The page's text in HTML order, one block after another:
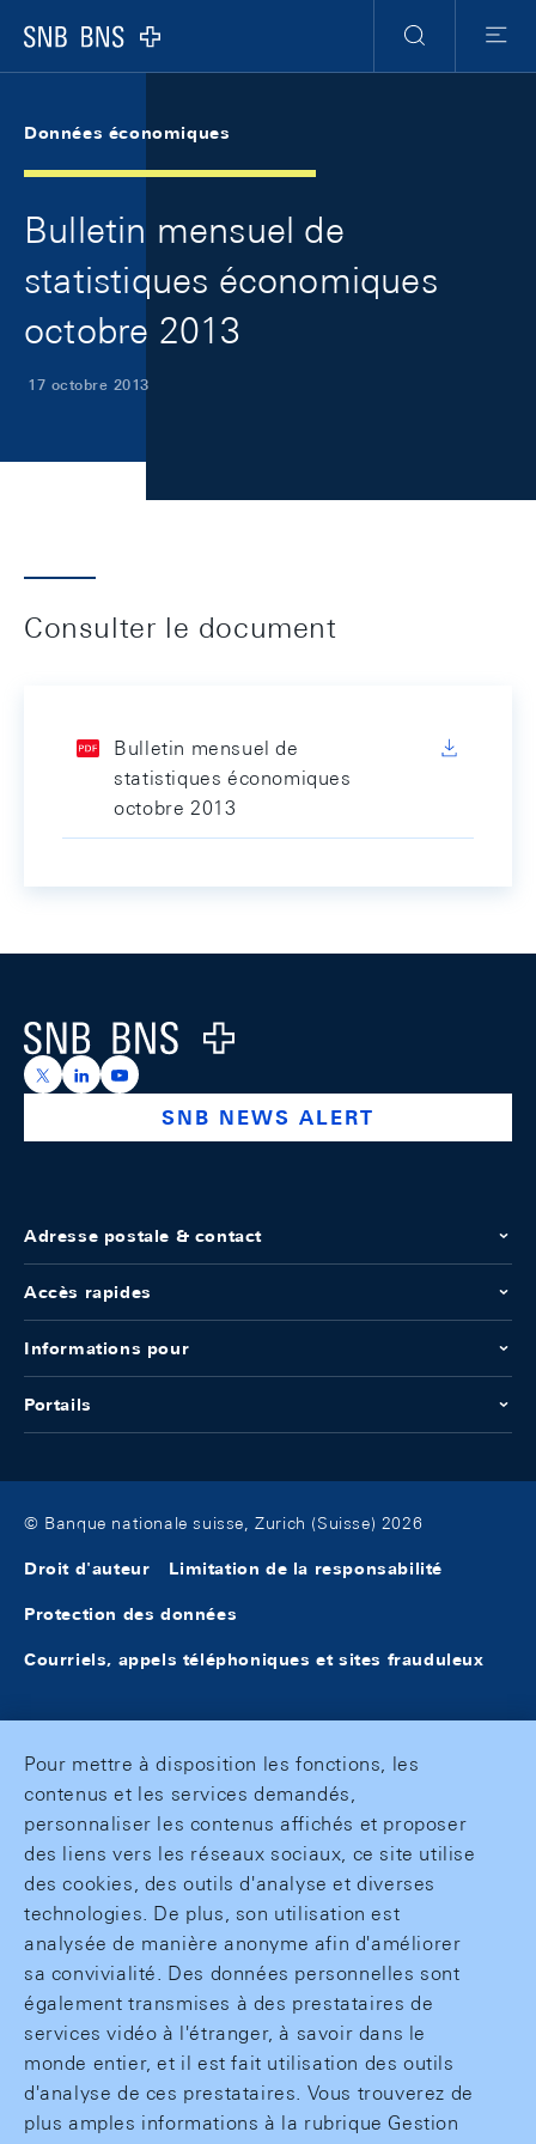
Logo
RechercheMenu
Données économiques
Bulletin mensuel de
statistiques économiques
octobre 2013
17 octobre 2013
Consulter le document
Bulletin mensuel de
statistiques économiques
octobre 2013
Logo
https://x.com/snb_bns
https://ch.linkedin.com/company/swiss-national-
https://www.youtube.com/@swissnationalbank
SNB NEWS ALERT
Adresse postale & contact
Accès rapides
Informations pour
Portails
© Banque nationale suisse, Zurich (Suisse) 2026
Droit d'auteur Limitation de la responsabilité
Protection des données
Courriels, appels téléphoniques et sites frauduleux
Pour mettre à disposition les fonctions, les
contenus et les services demandés,
personnaliser les contenus affichés et proposer
des liens vers les réseaux sociaux, ce site utilise
des cookies, des outils d'analyse et diverses
technologies. De plus, son utilisation est
analysée de manière anonyme afin d'améliorer
sa convivialité. Des données personnelles sont
également transmises à des prestataires de
services vidéo à l'étranger, à savoir dans le
monde entier, et il est fait utilisation des outils
d'analyse de ces prestataires. Vous trouverez de
plus amples informations à la rubrique Gestion